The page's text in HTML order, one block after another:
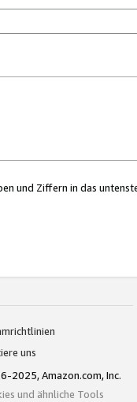
und Ziffern in das
uns
2025, Amazon.com, Inc.
und ähnliche Tools